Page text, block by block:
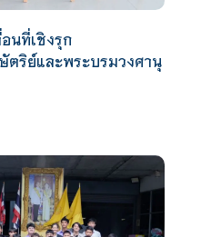
นที่เชิงรุก
ตริย์และพระบรมวงศานุ